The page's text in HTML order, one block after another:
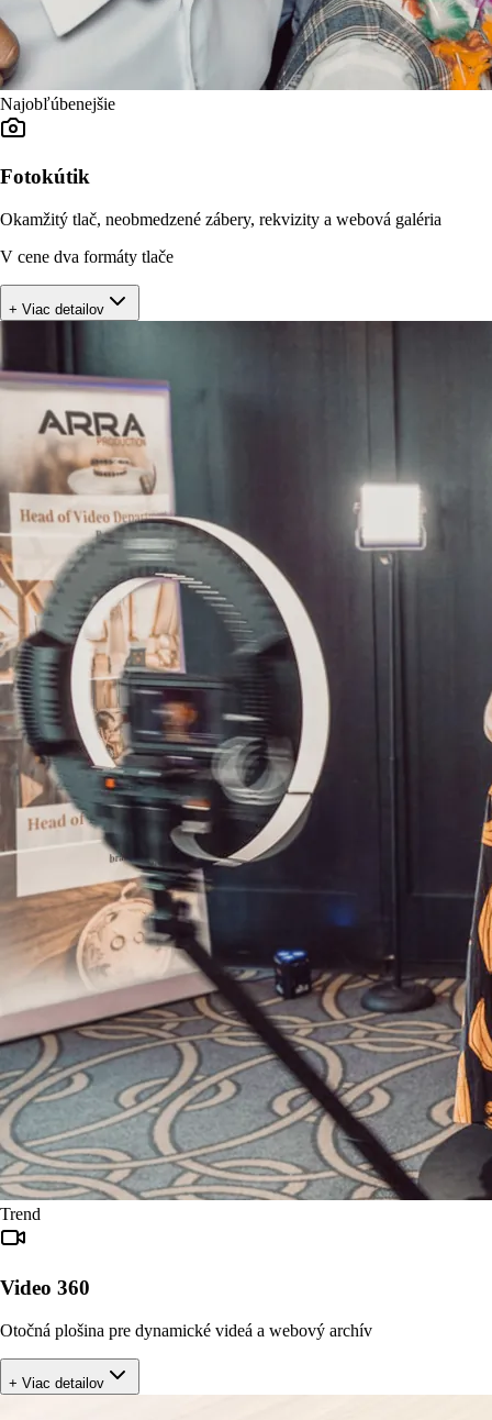
Najobľúbenejšie
Fotokútik
Okamžitý tlač, neobmedzené zábery, rekvizity a webová galéria
V cene dva formáty tlače
+ Viac detailov
Trend
Video 360
Otočná plošina pre dynamické videá a webový archív
+ Viac detailov